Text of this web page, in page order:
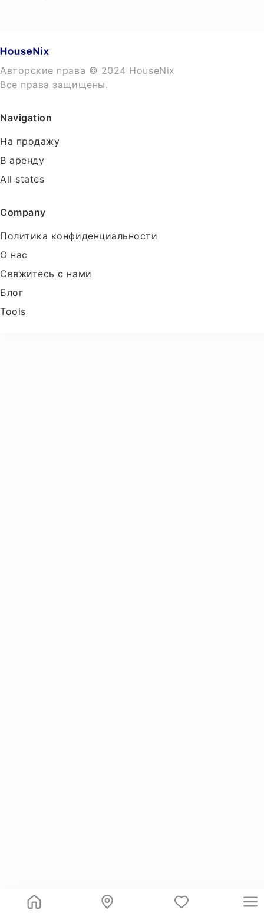
Авторские права © 2024 HouseNix
Все права защищены.
Navigation
На продажу
В аренду
All states
Company
Политика конфиденциальности
О нас
Свяжитесь с нами
Блог
Tools